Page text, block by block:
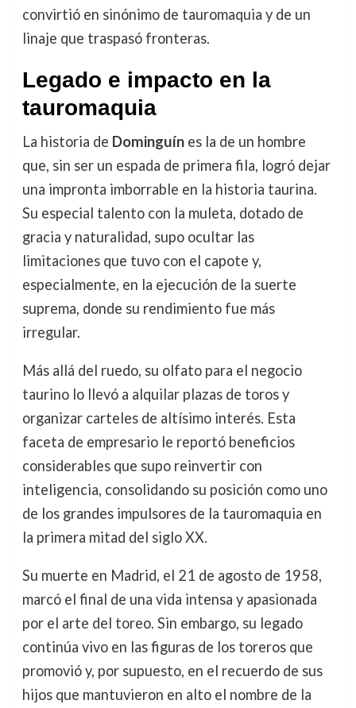
convirtió en sinónimo de tauromaquia y de un
linaje que traspasó fronteras.
Legado e impacto en la
tauromaquia
La historia de Dominguínes la de un hombre
que, sin ser un espada de primera fila, logró dejar
una impronta imborrable en la historia taurina.
Su especial talento con la muleta, dotado de
gracia y naturalidad, supo ocultar las
limitaciones que tuvo con el capote y,
especialmente, en la ejecución de la suerte
suprema, donde su rendimiento fue más
irregular.
Más allá del ruedo, su olfato para el negocio
taurino lo llevó a alquilar plazas de toros y
organizar carteles de altísimo interés. Esta
faceta de empresario le reportó beneficios
considerables que supo reinvertir con
inteligencia, consolidando su posición como uno
de los grandes impulsores de la tauromaquia en
la primera mitad del siglo XX.
Su muerte en Madrid, el 21 de agosto de 1958,
marcó el final de una vida intensa y apasionada
por el arte del toreo. Sin embargo, su legado
continúa vivo en las figuras de los toreros que
promovió y, por supuesto, en el recuerdo de sus
hijos que mantuvieron en alto el nombre de la